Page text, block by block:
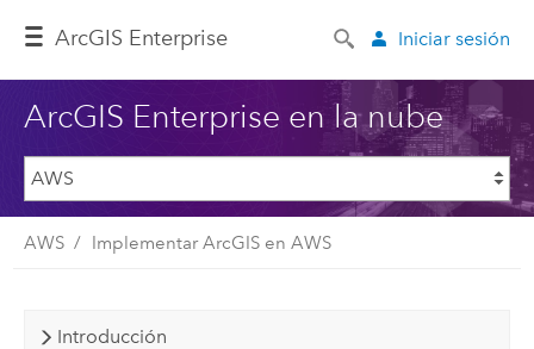
ArcGIS Enterprise Iniciar sesión
ArcGIS Enterprise en la nube
AWS Implementar ArcGIS en AWS
Introducción